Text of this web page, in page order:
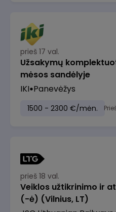
prieš 17 val.
Užsakymų
mėsos sandėlyje
IKI Panevėžys
1500 - 2300 €/mėn.
prieš 18 val.
Veiklos užtikrinimo ir
(-ė) (Vilnius, LT)